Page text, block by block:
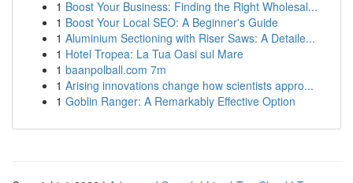
1 Boost Your Business: Finding the Right Wholesal...
1 Boost Your Local SEO: A Beginner's Guide
1 Aluminium Sectioning with Riser Saws: A Detaile...
1 Hotel Tropea: La Tua Oasi sul Mare
1 baanpolball.com 7m
1 Arising innovations change how scientists appro...
1 Goblin Ranger: A Remarkably Effective Option